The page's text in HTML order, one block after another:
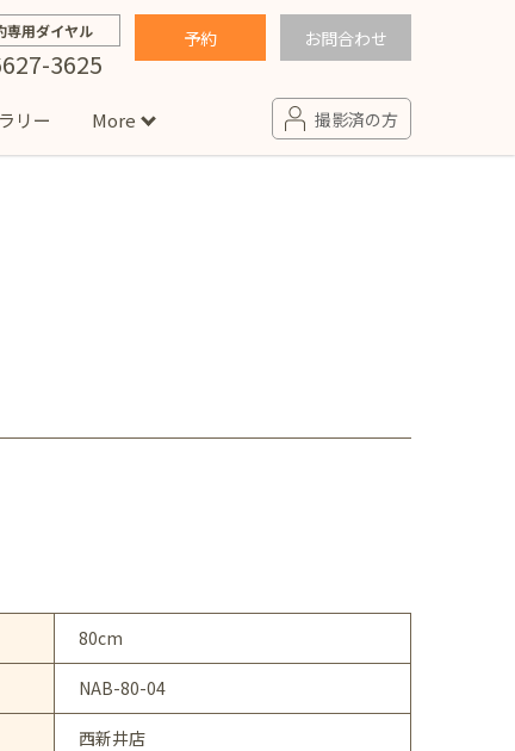
専用ダイヤル
3625
予約 お問合わせ
リー More 撮影済の方
80cm
NAB-80-04
西新井店